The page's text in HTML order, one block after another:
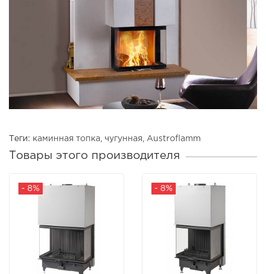
Теги: каминная топка чугунная Austroflamm
Товары этого производителя
- 8% - 8%